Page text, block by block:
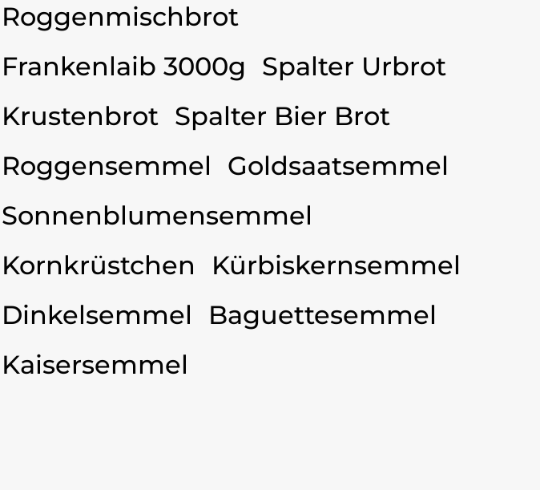
Roggenmischbrot
Frankenlaib 3000g Spalter Urbrot
Krustenbrot Spalter Bier Brot
Roggensemmel
Goldsaatsemmel
Sonnenblumensemmel
Kornkrüstchen
Kürbiskernsemmel
Dinkelsemmel
Baguettesemmel
Kaisersemmel